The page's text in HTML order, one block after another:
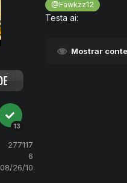
13
277117
6
08/26/10
@Fawkzz12
Testa ai:
Mostrar